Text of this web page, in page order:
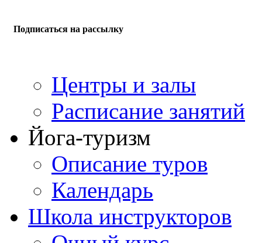
Подписаться на рассылку
Центры и залы
Расписание занятий
Йога-туризм
Описание туров
Календарь
Школа инструкторов